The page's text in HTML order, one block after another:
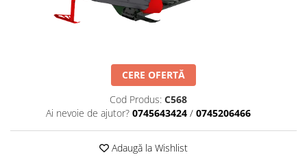
Maşini erbicidat
Pluguri Reversibile
Pluguri Rotative
CERE OFERTĂ
Cod Produs: C568
Ai nevoie de ajutor? 0745643424 / 0745206466
Adaugă la Wishlist